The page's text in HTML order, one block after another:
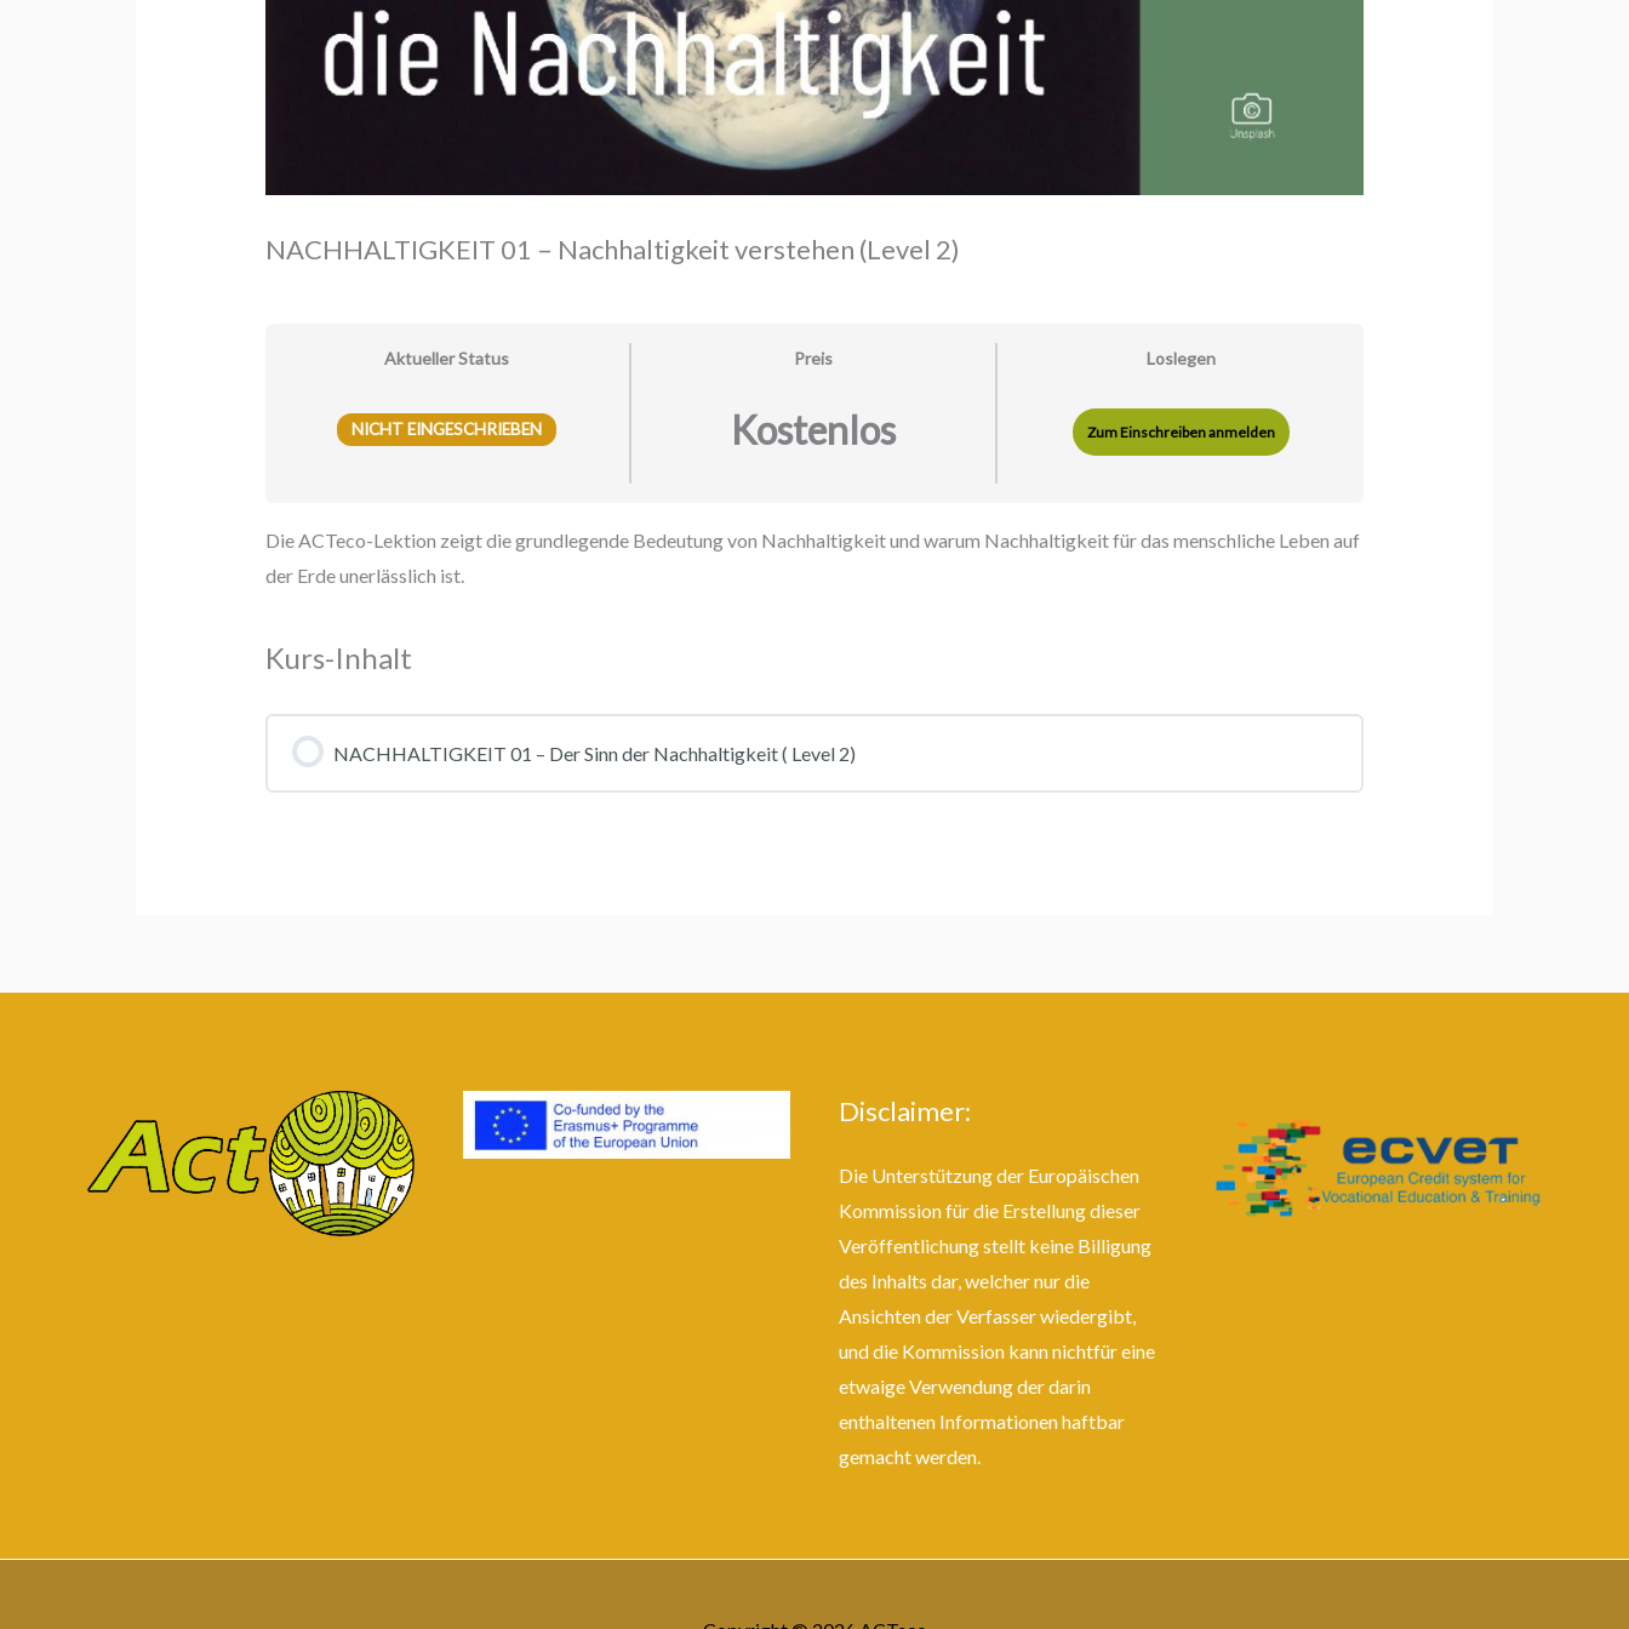
NACHHALTIGKEIT 01 – Nachhaltigkeit verstehen (Level 2)
Aktueller Status
NICHT EINGESCHRIEBEN
Preis
Kostenlos
Loslegen
Zum Einschreiben anmelden
Die ACTeco-Lektion zeigt die grundlegende Bedeutung von Nachhaltigkeit und warum Nachhaltigkeit für das menschliche Leben auf
der Erde unerlässlich ist.
Kurs-Inhalt
NACHHALTIGKEIT 01 – Der Sinn der Nachhaltigkeit ( Level 2)
Disclaimer:
Die Unterstützung der Europäischen
Kommission für die Erstellung dieser
Veröffentlichung stellt keine Billigung
des Inhalts dar, welcher nur die
Ansichten der Verfasser wiedergibt,
und die Kommission kann nichtfür eine
etwaige Verwendung der darin
enthaltenen Informationen haftbar
gemacht werden.